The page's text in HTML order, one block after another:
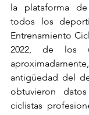
la plataforma
todos los
Entrenamiento
2022, de los
antigüedad del
obtuvieron
ciclistas